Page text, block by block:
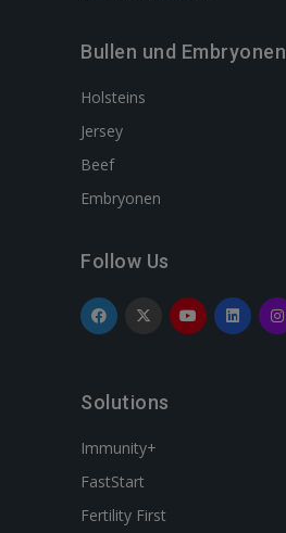
Bullen und Embryonen
Holsteins
Jersey
Beef
Embryonen
Follow Us
Solutions
Immunity+
FastStart
Fertility First